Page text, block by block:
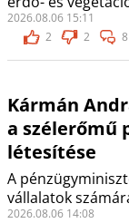
2026.08.06 15:11
2
2 8
Kármán
a szélerőmű
létesítése
A
vállalatok
2026.08.06 14:08